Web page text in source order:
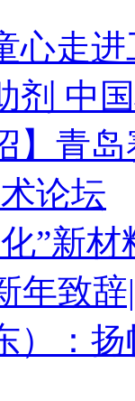
心走
剂 中
】青
论坛
”新
年致
）：